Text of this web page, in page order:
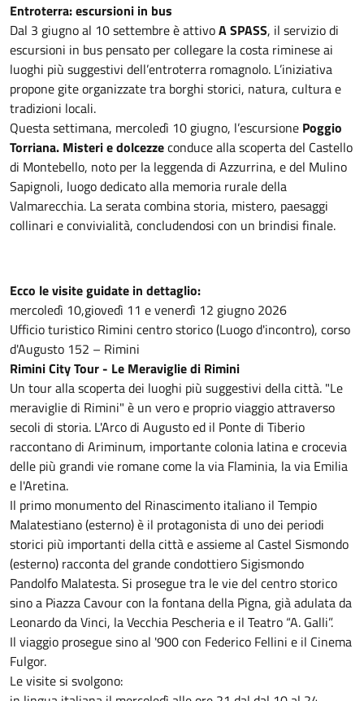
Entroterra: escursioni in bus
Dal 3 giugno al 10 settembre è attivoA SPASS, il servizio di
escursioni in bus pensato per collegare la costa riminese ai
luoghi più suggestivi dell’entroterra romagnolo. L’iniziativa
propone gite organizzate tra borghi storici, natura, cultura e
tradizioni locali.
Questa settimana, mercoledì 10 giugno, l’escursione Poggio
Torriana. Misteri e dolcezzeconduce alla scoperta del Castello
di Montebello, noto per la leggenda di Azzurrina, e del Mulino
Sapignoli, luogo dedicato alla memoria rurale della
Valmarecchia. La serata combina storia, mistero, paesaggi
collinari e convivialità, concludendosi con un brindisi finale.
Ecco le visite guidate in dettaglio:
mercoledì 10,giovedì 11 e venerdì 12 giugno 2026
Ufficio turistico Rimini centro storico (Luogo d'incontro), corso
d'Augusto 152 – Rimini
Rimini City Tour - Le Meraviglie di Rimini
Un tour alla scoperta dei luoghi più suggestivi della città. "Le
meraviglie di Rimini" è un vero e proprio viaggio attraverso
secoli di storia. L'Arco di Augusto ed il Ponte di Tiberio
raccontano di Ariminum, importante colonia latina e crocevia
delle più grandi vie romane come la via Flaminia, la via Emilia
e l'Aretina.
Il primo monumento del Rinascimento italiano il Tempio
Malatestiano (esterno) è il protagonista di uno dei periodi
storici più importanti della città e assieme al Castel Sismondo
(esterno) racconta del grande condottiero Sigismondo
Pandolfo Malatesta. Si prosegue tra le vie del centro storico
sino a Piazza Cavour con la fontana della Pigna, già adulata da
Leonardo da Vinci, la Vecchia Pescheria e il Teatro “A. Galli”.
Il viaggio prosegue sino al '900 con Federico Fellini e il Cinema
Fulgor.
Le visite si svolgono: